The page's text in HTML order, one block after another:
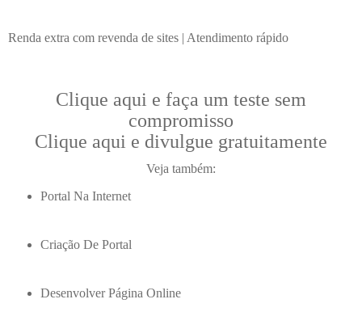
Renda extra com revenda de sites | Atendimento rápido
Clique aqui e faça um teste sem
compromisso
Clique aqui e divulgue gratuitamente
Veja também:
Portal Na Internet
Criação De Portal
Desenvolver Página Online